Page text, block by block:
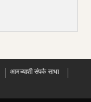
आमच्याशी संपर्क साधा